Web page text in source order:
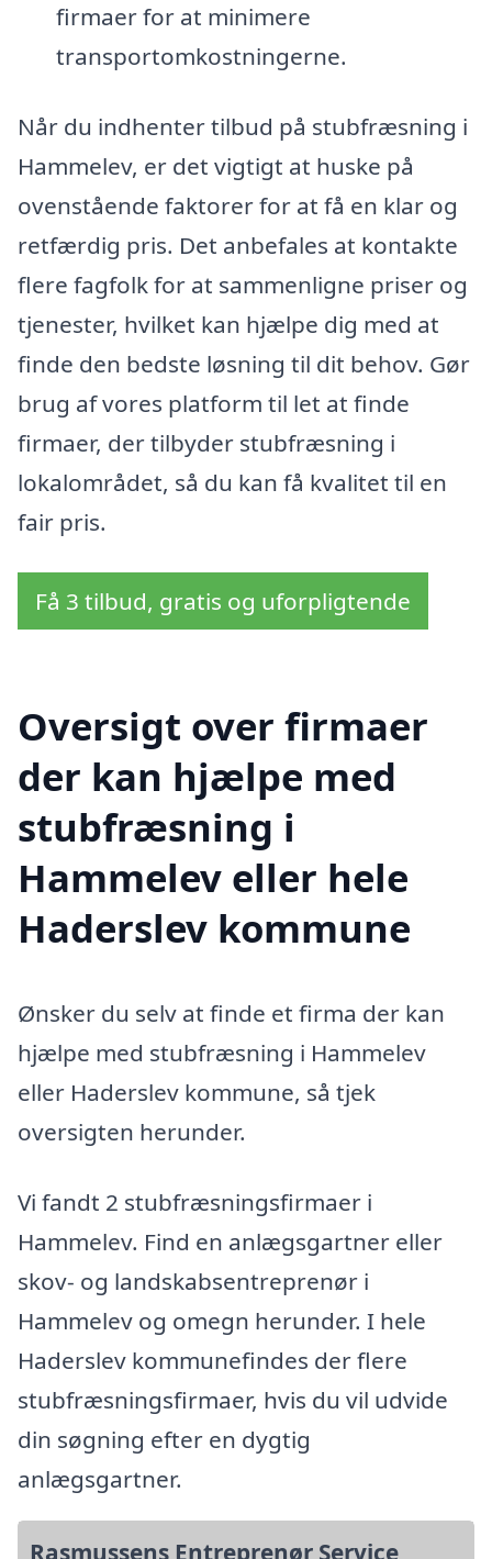
firmaer for at minimere
transportomkostningerne.
Når du indhenter tilbud på stubfræsning i
Hammelev, er det vigtigt at huske på
ovenstående faktorer for at få en klar og
retfærdig pris. Det anbefales at kontakte
flere fagfolk for at sammenligne priser og
tjenester, hvilket kan hjælpe dig med at
finde den bedste løsning til dit behov. Gør
brug af vores platform til let at finde
firmaer, der tilbyder stubfræsning i
lokalområdet, så du kan få kvalitet til en
fair pris.
Få 3 tilbud, gratis og uforpligtende
Oversigt over firmaer
der kan hjælpe med
stubfræsning i
Hammelev eller hele
Haderslev kommune
Ønsker du selv at finde et firma der kan
hjælpe med stubfræsning i Hammelev
eller Haderslev kommune, så tjek
oversigten herunder.
Vi fandt 2 stubfræsningsfirmaer i
Hammelev. Find en anlægsgartner eller
skov- og landskabsentreprenør i
Hammelev og omegn herunder. I hele
Haderslev kommunefindes der flere
stubfræsningsfirmaer, hvis du vil udvide
din søgning efter en dygtig
anlægsgartner.
Rasmussens Entreprenør Service